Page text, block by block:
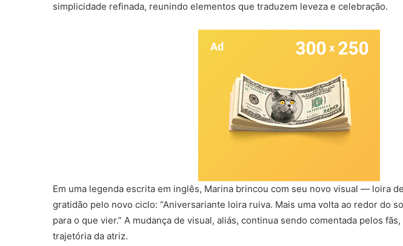
simplicidade refinada, reunindo elementos que traduzem leveza e celebração.
Em uma legenda escrita em inglês, Marina brincou com seu novo visual — loira
gratidão pelo novo ciclo: “Aniversariante loira ruiva. Mais uma volta ao redor do
para o que vier.” A mudança de visual, aliás, continua sendo comentada pelos
trajetória da atriz.